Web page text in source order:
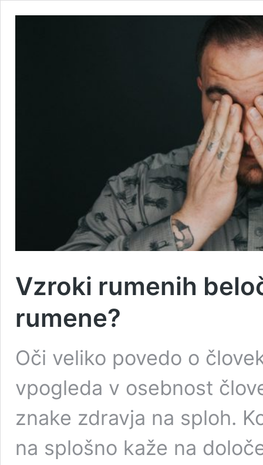
Vzroki rumenih
rumene?
Oči veliko povedo o
vpogleda v osebnost
znake zdravja na sploh.
na splošno kaže na